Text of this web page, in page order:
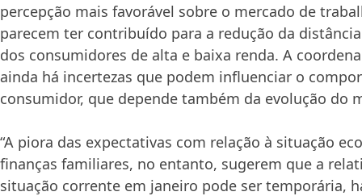
percepção mais favorável sobre o mercado de
parecem ter contribuído para a redução da
dos consumidores de alta e baixa renda. A
ainda há incertezas que podem influenciar o
consumidor, que depende também da evolução do
“A piora das expectativas com relação à situação
finanças familiares, no entanto, sugerem que a
situação corrente em janeiro pode ser temporária,